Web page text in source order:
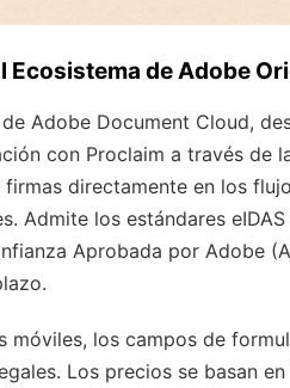
de Adobe
Adobe Document Cloud,
con Proclaim a través de
directamente en los
Admite los estándares
Aprobada por Adobe
móviles, los campos de
Los precios se basan